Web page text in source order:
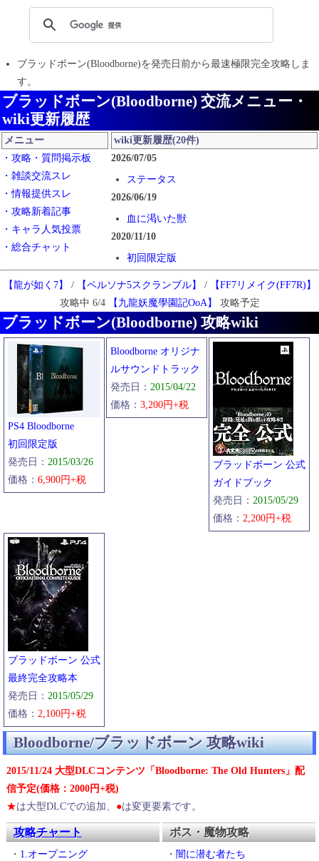
ブラッドボーン(Bloodborne)を発売日前から最速極限完全攻略しま
す。
ブラッドボーン(Bloodborne) 交流メニュー・
wiki更新履歴
メニュー
・攻略・質問掲示板
・雑談交流スレ
・情報提供スレ
・攻略新着記事
・キャラ人気投票
・総合チャット
wiki更新履歴(20件)
2026/07/05
ステータス
2026/06/19
血に渇いた獣
2020/11/10
初回限定版
2020/11/07
腕防具
裏技・小技
木の盾
防具ヘッダー
墓石・灯り
【龍が如く7】 / 【ペルソナ5スクランブル】 /
【FF7リメイク(FF7R)】
攻略中 6/4
【九龍妖魔學園記OoA】 攻略予定
ブラッドボーン(Bloodborne) 攻略wiki
PS4 Bloodborne
初回限定版
発売日： 2015/03/26
価格： 6,900円+税
Bloodborne オリジナ
ルサウンドトラック
発売日： 2015/04/22
価格： 3,200円+税
ブラッドボーン 公式
ガイドブック
発売日： 2015/05/29
価格： 2,200円+税
ブラッドボーン 公式
最終完全攻略本
発売日： 2015/05/29
価格： 2,100円+税
Bloodborne/ブラッドボーン 攻略wiki
2015/11/24 大型DLCコンテンツ「Bloodborne: The Old Hunters」配
信予定(価格：2000円+税)
★は大型DLCでの追加、 ●は変更要素です。
攻略チャート
・ 1.オープニング
ボス・魔物攻略
・ 闇に潜む者たち